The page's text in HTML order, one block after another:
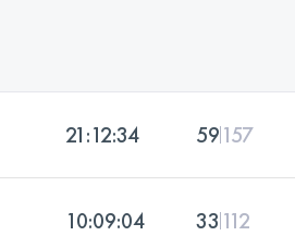
21:12:34 59157
10:09:04 33 112